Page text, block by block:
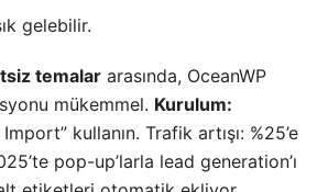
gelebilir.
temalar arasında, OceanWP
mükemmel. Kurulum:
kullanın. Trafik artışı: %25’e
pop-up’larla lead generation’ı